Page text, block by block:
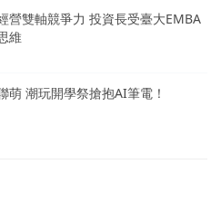
營雙軸競爭力 投資長受臺大EMBA
維
萌 潮玩開學祭搶抱AI筆電！